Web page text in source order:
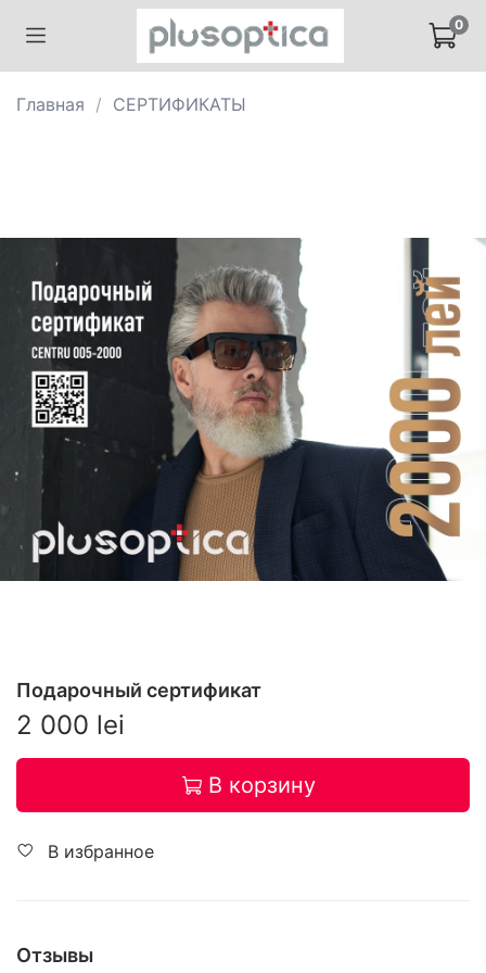
0
Главная СЕРТИФИКАТЫ
Подарочный сертификат
2 000 lei
В корзину
В избранное
Отзывы